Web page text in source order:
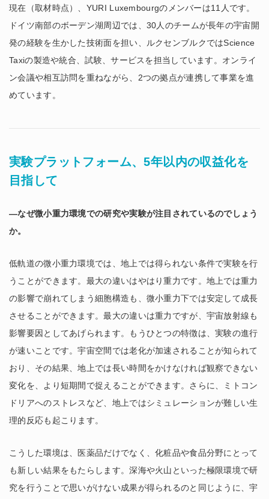
現在（取材時点）、YURI Luxembourgのメンバーは11人です。
ドイツ南部のボーデン湖周辺では、30人のチームが長年の宇宙開
発の経験を生かした技術面を担い、ルクセンブルクではScience
Taxiの製造や統合、試験、サービスを担当しています。オンライ
ン会議や相互訪問を重ねながら、2つの拠点が連携して事業を進
めています。
実験プラットフォーム、5年以内の収益化を
目指して
―なぜ微小重力環境での研究や実験が注目されているのでしょう
か。
低軌道の微小重力環境では、地上では得られない条件で実験を行
うことができます。最大の違いはやはり重力です。地上では重力
の影響で崩れてしまう細胞構造も、微小重力下では安定して成長
させることができます。最大の違いは重力ですが、宇宙放射線も
影響要因としてあげられます。もうひとつの特徴は、実験の進行
が速いことです。宇宙空間では老化が加速されることが知られて
おり、その結果、地上では長い時間をかけなければ観察できない
変化を、より短期間で捉えることができます。さらに、ミトコン
ドリアへのストレスなど、地上ではシミュレーションが難しい生
理的反応も起こります。
こうした環境は、医薬品だけでなく、化粧品や食品分野にとって
も新しい結果をもたらします。深海や火山といった極限環境で研
究を行うことで思いがけない成果が得られるのと同じように、宇